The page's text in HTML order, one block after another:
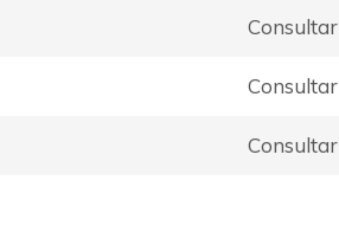
Consultar
Consultar
Consultar